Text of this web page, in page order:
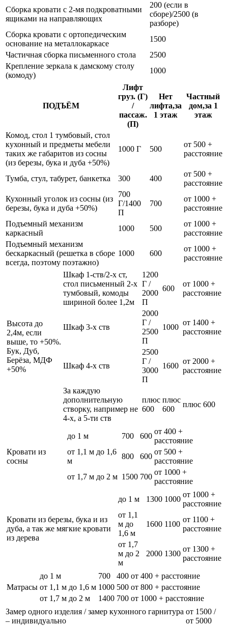
Сборка кровати с 2-мя подкроватными
ящиками на направляющих
200 (если в
сборе)/2500 (в
разборе)
Сборка кровати с ортопедическим
основание на металлокаркасе
1500
Частичная сборка письменного стола
2500
Крепление зеркала к дамскому столу
(комоду)
1000
ПОДЪЁМ
Лифт
груз. (Г)
/
пассаж.
(П)
Нет
лифта,за
1 этаж
Частный
дом,за 1
этаж
Комод, стол 1 тумбовый, стол
кухонный и предметы мебели
таких же габаритов из сосны
(из березы, бука и дуба +50%)
1000 Г 500
от 500 +
расстояние
Тумба, стул, табурет, банкетка 300 400
от 500 +
расстояние
Кухонный уголок из сосны (из
березы, бука и дуба +50%)
700
Г/1400
П
700
от 1000 +
расстояние
Подъемный механизм
каркасный
1000 500
от 1000 +
расстояние
Подъемный механизм
бескаркасный (решетка в сборе
всегда, поэтому поэтажно)
1000 600
от 1000 +
расстояние
Высота до
2,4м, если
выше, то +50%.
Бук, Дуб,
Берёза, МДФ
+50%
Шкаф 1-ств/2-х ст,
стол письменный 2-х
тумбовый, комоды
шириной более 1,2м
1200
Г /
2000
П
600
от 1000 +
расстояние
Шкаф 3-х ств
2000
Г /
2500
П
1000
от 1400 +
расстояние
Шкаф 4-х ств
2500
Г /
3000
П
1600
от 2000 +
расстояние
За каждую
дополнительную
створку, например не
4-х, а 5-ти ств
плюс
600
плюс
600
плюс 600
Кровати из
сосны
до 1 м 700 600
от 400 +
расстояние
от 1,1 м до 1,6
м
800 600
от 500 +
расстояние
от 1,7 м до 2 м 1500 700
от 1000 +
расстояние
Кровати из березы, бука и из
дуба, а так же мягкие кровати
из дерева
до 1 м 1300 1000
от 1000 +
расстояние
от 1,1
м до
1,6 м
1600 1100
от 1100 +
расстояние
от 1,7
м до 2
м
2000 1300
от 1300 +
расстояние
Матрасы
до 1 м 700 400 от 400 + расстояние
от 1,1 м до 1,6 м 1000 500 от 800 + расстояние
от 1,7 м до 2 м
1400 700 от 1000 + расстояние
Замер одного изделия / замер кухонного гарнитура
– индивидуально
от 1500 /
от 5000